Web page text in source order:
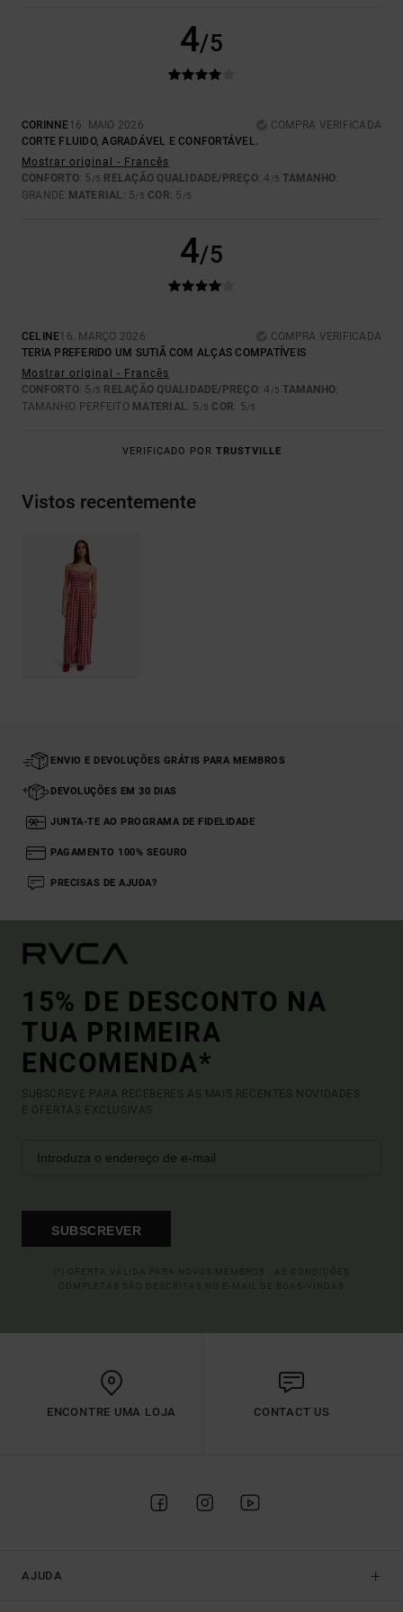
4/5
CORINNE16. MAIO 2026
COMPRA VERIFICADA
CORTE FLUIDO, AGRADÁVEL E CONFORTÁVEL.
Mostrar original - Francês
CONFORTO: 5 /5 RELAÇÃO QUALIDADE/PREÇO: 4 /5 TAMANHO:
GRANDE MATERIAL : 5/5 COR: 5 /5
4/5
CELINE16. MARÇO 2026
COMPRA VERIFICADA
TERIA PREFERIDO UM SUTIÃ COM ALÇAS COMPATÍVEIS
Mostrar original - Francês
CONFORTO: 5 /5 RELAÇÃO QUALIDADE/PREÇO: 4 /5 TAMANHO:
TAMANHO PERFEITO MATERIAL: 5 /5 COR: 5/5
VERIFICADO POR TRUSTVILLE
Vistos recentemente
ENVIO E DEVOLUÇÕES GRÁTIS PARA MEMBROS
DEVOLUÇÕES EM 30 DIAS
JUNTA-TE AO PROGRAMA DE FIDELIDADE
PAGAMENTO 100% SEGURO
PRECISAS DE AJUDA?
15% DE DESCONTO NA
TUA PRIMEIRA
ENCOMENDA*
SUBSCREVE PARA RECEBERES AS MAIS RECENTES NOVIDADES
E OFERTAS EXCLUSIVAS.
SUBSCREVER
ENCONTRE UMA LOJA CONTACT US
AJUDA